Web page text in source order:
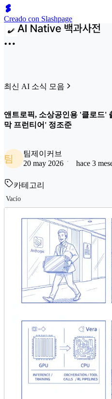
Creado con Slashpage
최신 AI 소식 모음
앤트로픽, 소상공인용 '클로드'
막 프런티어' 정조준
팀
팀제이커브
20 may 2026
hace 3
카테고리
Vacío